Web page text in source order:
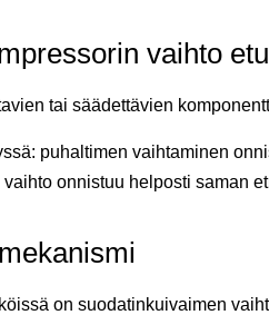
vaihto
tai säädettävien
puhaltimen vaihtaminen
onnistuu helposti saman
on suodatinkuivaimen